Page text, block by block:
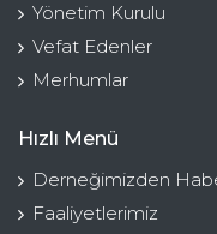
Yönetim Kurulu
Vefat Edenler
Merhumlar
Hızlı Menü
Derneğimizden
Faaliyetlerimiz